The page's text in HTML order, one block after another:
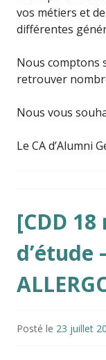
vos métiers et
différentes
Nous comptons
retrouver
Nous vous
Le CA d’Alumni
[CDD
d’étude
Posté le 23 juillet